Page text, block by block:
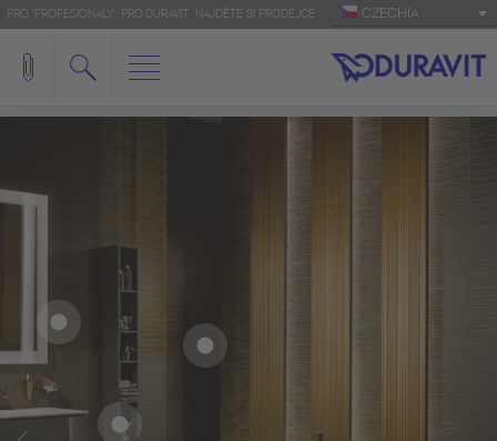
PRO 'PROFESIONÁLY': PRO.DURAVIT NAJDĚTE SI PRODEJCE CZECHIA